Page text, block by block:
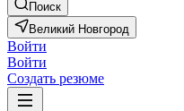
Поиск
Великий Новгород
Войти
Войти
Создать резюме